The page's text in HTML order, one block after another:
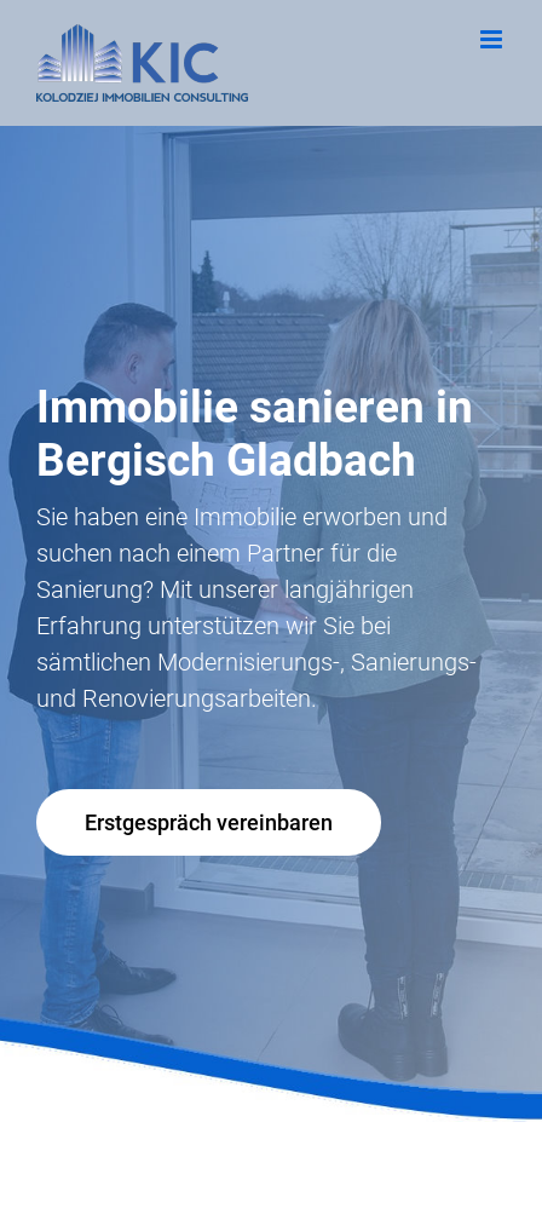
Inhalt
springen
Immobilie sanieren in
Bergisch Gladbach
Sie haben eine Immobilie erworben und
suchen nach einem Partner für die
Sanierung? Mit unserer langjährigen
Erfahrung unterstützen wir Sie bei
sämtlichen Modernisierungs-, Sanierungs-
und Renovierungsarbeiten.
Erstgespräch vereinbaren